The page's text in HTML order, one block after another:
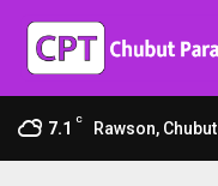
7.1 C Rawson, Chubut